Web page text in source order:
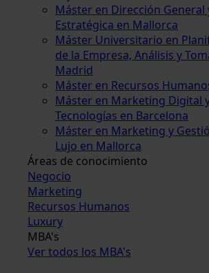
Máster en Dirección General
Estratégica en Mallorca
Máster Universitario en
de la Empresa, Análisis y
Madrid
Máster en Recursos
Máster en Marketing Digital
Tecnologías en Barcelona
Máster en Marketing y
Lujo en Mallorca
Áreas de conocimiento
Negocio
Marketing
Recursos Humanos
Luxury
MBA's
Ver todos los MBA's